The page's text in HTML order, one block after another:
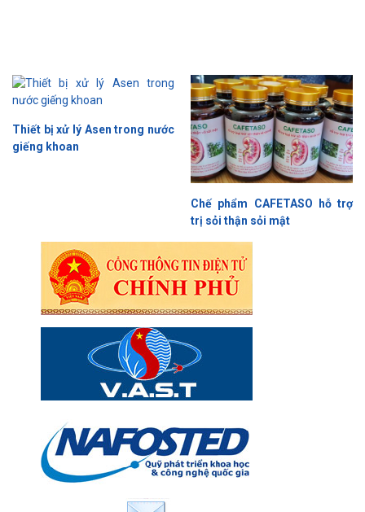
Thiết bị xử lý Asen trong nước
giếng khoan
Chế phẩm CAFETASO hỗ trợ
trị sỏi thận sỏi mật